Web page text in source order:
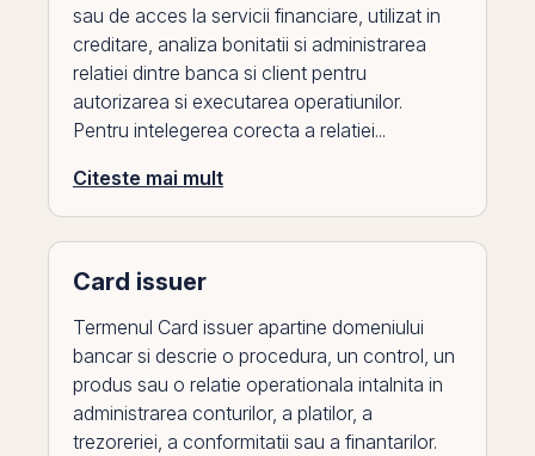
sau de acces la servicii financiare, utilizat in
creditare, analiza bonitatii si administrarea
relatiei dintre banca si client pentru
autorizarea si executarea operatiunilor.
Pentru intelegerea corecta a relatiei...
Citeste mai mult
Card issuer
Termenul Card issuer apartine domeniului
bancar si descrie o procedura, un control, un
produs sau o relatie operationala intalnita in
administrarea conturilor, a platilor, a
trezoreriei, a conformitatii sau a finantarilor.